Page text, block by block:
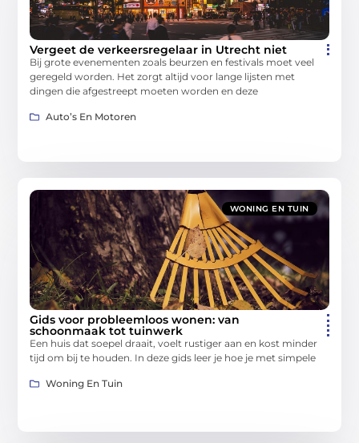
Vergeet de verkeersregelaar in Utrecht niet
Bij grote evenementen zoals beurzen en festivals moet veel
geregeld worden. Het zorgt altijd voor lange lijsten met
dingen die afgestreept moeten worden en deze
Auto’s En Motoren
WONING EN TUIN
Gids voor probleemloos wonen: van
schoonmaak tot tuinwerk
Een huis dat soepel draait, voelt rustiger aan en kost minder
tijd om bij te houden. In deze gids leer je hoe je met simpele
Woning En Tuin